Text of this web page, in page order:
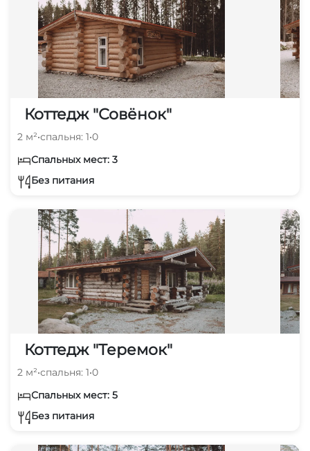
Коттедж "Совёнок"
2 м²•спальня: 1•0
Спальных мест: 3
Без питания
Коттедж "Теремок"
2 м²•спальня: 1•0
Спальных мест: 5
Без питания